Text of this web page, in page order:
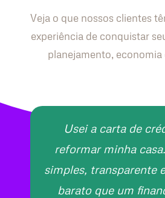
Veja o que nossos clientes
experiência de conquistar
planejamento, economia
Usei a carta de
reformar minha
simples, transparente
barato que um